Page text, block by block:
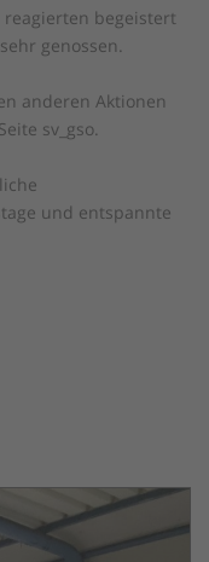
reagierten begeistert
genossen.
anderen Aktionen
sv_gso.
und entspannte